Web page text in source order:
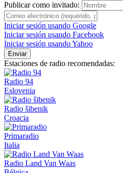
Publicar como invitado:
Iniciar sesión usando Google
Iniciar sesión usando Facebook
Iniciar sesión usando Yahoo
Enviar
Estaciones de radio recomendadas:
Radio 94
Eslovenia
Radio šibenik
Croacia
Primaradio
Italia
Radio Land Van Waas